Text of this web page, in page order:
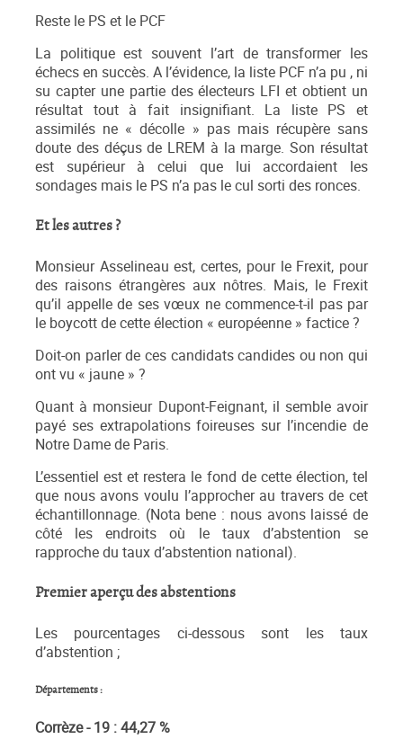
Reste le PS et le PCF
La politique est souvent l’art de transformer les
échecs en succès. A l’évidence, la liste PCF n’a pu , ni
su capter une partie des électeurs LFI et obtient un
résultat tout à fait insignifiant. La liste PS et
assimilés ne « décolle » pas mais récupère sans
doute des déçus de LREM à la marge. Son résultat
est supérieur à celui que lui accordaient les
sondages mais le PS n’a pas le cul sorti des ronces.
Et les autres ?
Monsieur Asselineau est, certes, pour le Frexit, pour
des raisons étrangères aux nôtres. Mais, le Frexit
qu’il appelle de ses vœux ne commence-t-il pas par
le boycott de cette élection « européenne » factice ?
Doit-on parler de ces candidats candides ou non qui
ont vu « jaune » ?
Quant à monsieur Dupont-Feignant, il semble avoir
payé ses extrapolations foireuses sur l’incendie de
Notre Dame de Paris.
L’essentiel est et restera le fond de cette élection, tel
que nous avons voulu l’approcher au travers de cet
échantillonnage. (Nota bene : nous avons laissé de
côté les endroits où le taux d’abstention se
rapproche du taux d’abstention national).
Premier aperçu des abstentions
Les pourcentages ci-dessous sont les taux
d’abstention ;
Départements :
Corrèze - 19 : 44,27 %